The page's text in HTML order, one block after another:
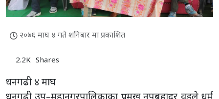
२०७६ माघ ४ गते शनिबार मा प्रकाशित
2.2K Shares
धनगढी ४ माघ
धनगढी उप–महानगरपालिकाका प्रमुख नृपबहादुर वडले धर्म